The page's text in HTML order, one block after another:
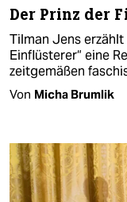
Der Prinz der
Tilman Jens
Einflüsterer“ eine
zeitgemäßen
Von Micha Brumlik